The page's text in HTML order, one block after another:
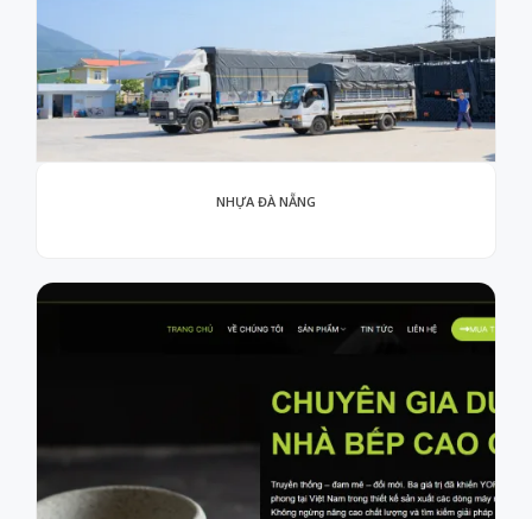
NHỰA ĐÀ NẴNG